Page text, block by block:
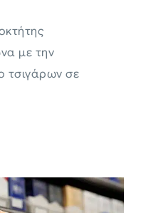
με την
τσιγάρων σε